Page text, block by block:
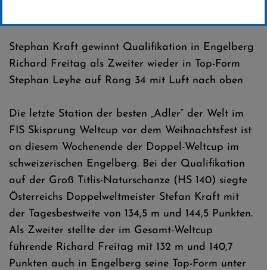
Stephan Kraft gewinnt Qualifikation in Engelberg
Richard Freitag als Zweiter wieder in Top-Form
Stephan Leyhe auf Rang 34 mit Luft nach oben
Die letzte Station der besten „Adler“ der Welt im
FIS Skisprung Weltcup vor dem Weihnachtsfest ist
an diesem Wochenende der Doppel-Weltcup im
schweizerischen Engelberg. Bei der Qualifikation
auf der Groß Titlis-Naturschanze (HS 140) siegte
Österreichs Doppelweltmeister Stefan Kraft mit
der Tagesbestweite von 134,5 m und 144,5 Punkten.
Als Zweiter stellte der im Gesamt-Weltcup
führende Richard Freitag mit 132 m und 140,7
Punkten auch in Engelberg seine Top-Form unter